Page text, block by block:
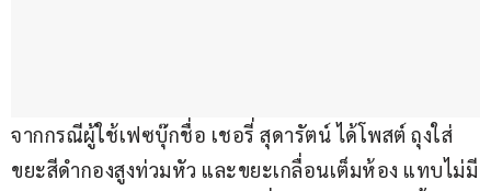
จากกรณีผู้ใช้เฟซบุ๊กชื่อ เชอรี่ สุดารัตน์ ได้โพสต์ ถุงใส่
ขยะสีดำกองสูงท่วมหัว และขยะเกลื่อนเต็มห้อง แทบไม่มี